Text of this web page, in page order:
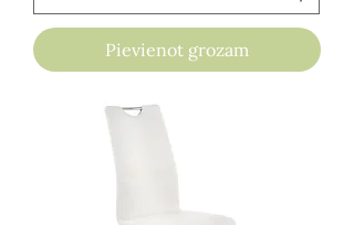
Pievienot grozam